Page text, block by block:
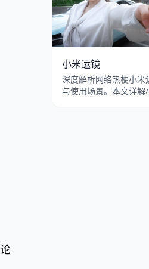
小米运镜
深度解析网络热梗小米
与使用场景。本文详解